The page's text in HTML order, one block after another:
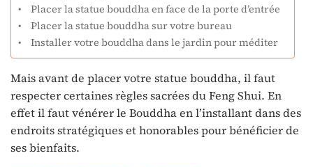
Placer la statue bouddha en face de la porte d’entrée
Placer la statue bouddha sur votre bureau
Installer votre bouddha dans le jardin pour méditer
Mais avant de placer votre statue bouddha, il faut
respecter certaines règles sacrées du Feng Shui. En
effet il faut vénérer le Bouddha en l’installant dans des
endroits stratégiques et honorables pour bénéficier de
ses bienfaits.